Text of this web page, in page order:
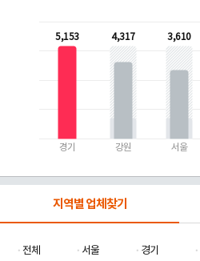
5,153
경기
4,317
강원
3,610
서울
지역별 업체찾기
전체 서울 경기